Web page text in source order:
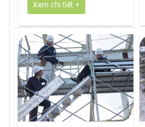
Xem chi tiết +